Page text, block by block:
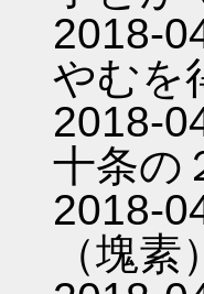
2018-
やむを
2018-
十条の
2018-
（塊素）